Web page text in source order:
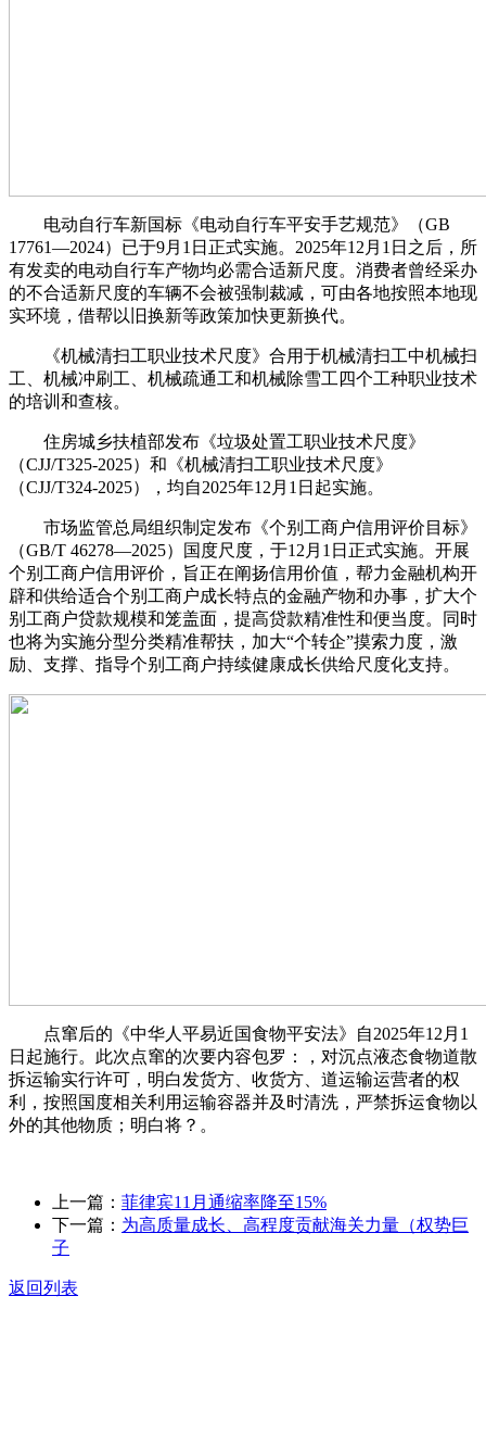
电动自行车新国标《电动自行车平安手艺规范》（GB
17761—2024）已于9月1日正式实施。2025年12月1日之后，所
有发卖的电动自行车产物均必需合适新尺度。消费者曾经采办
的不合适新尺度的车辆不会被强制裁减，可由各地按照本地现
实环境，借帮以旧换新等政策加快更新换代。
《机械清扫工职业技术尺度》合用于机械清扫工中机械扫
工、机械冲刷工、机械疏通工和机械除雪工四个工种职业技术
的培训和查核。
住房城乡扶植部发布《垃圾处置工职业技术尺度》
（CJJ/T325-2025）和《机械清扫工职业技术尺度》
（CJJ/T324-2025），均自2025年12月1日起实施。
市场监管总局组织制定发布《个别工商户信用评价目标》
（GB/T 46278—2025）国度尺度，于12月1日正式实施。开展
个别工商户信用评价，旨正在阐扬信用价值，帮力金融机构开
辟和供给适合个别工商户成长特点的金融产物和办事，扩大个
别工商户贷款规模和笼盖面，提高贷款精准性和便当度。同时
也将为实施分型分类精准帮扶，加大“个转企”摸索力度，激
励、支撑、指导个别工商户持续健康成长供给尺度化支持。
点窜后的《中华人平易近国食物平安法》自2025年12月1
日起施行。此次点窜的次要内容包罗：，对沉点液态食物道散
拆运输实行许可，明白发货方、收货方、道运输运营者的权
利，按照国度相关利用运输容器并及时清洗，严禁拆运食物以
外的其他物质；明白将？。
上一篇： 菲律宾11月通缩率降至15%
下一篇： 为高质量成长、高程度贡献海关力量（权势巨
子
返回列表